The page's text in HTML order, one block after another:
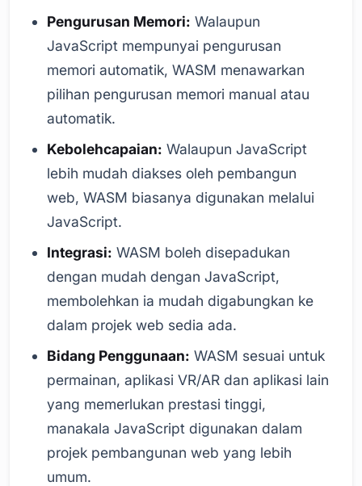
Pengurusan Memori: Walaupun
JavaScript mempunyai pengurusan
memori automatik, WASM menawarkan
pilihan pengurusan memori manual atau
automatik.
Kebolehcapaian: Walaupun JavaScript
lebih mudah diakses oleh pembangun
web, WASM biasanya digunakan melalui
JavaScript.
Integrasi: WASM boleh disepadukan
dengan mudah dengan JavaScript,
membolehkan ia mudah digabungkan ke
dalam projek web sedia ada.
Bidang Penggunaan: WASM sesuai untuk
permainan, aplikasi VR/AR dan aplikasi lain
yang memerlukan prestasi tinggi,
manakala JavaScript digunakan dalam
projek pembangunan web yang lebih
umum.